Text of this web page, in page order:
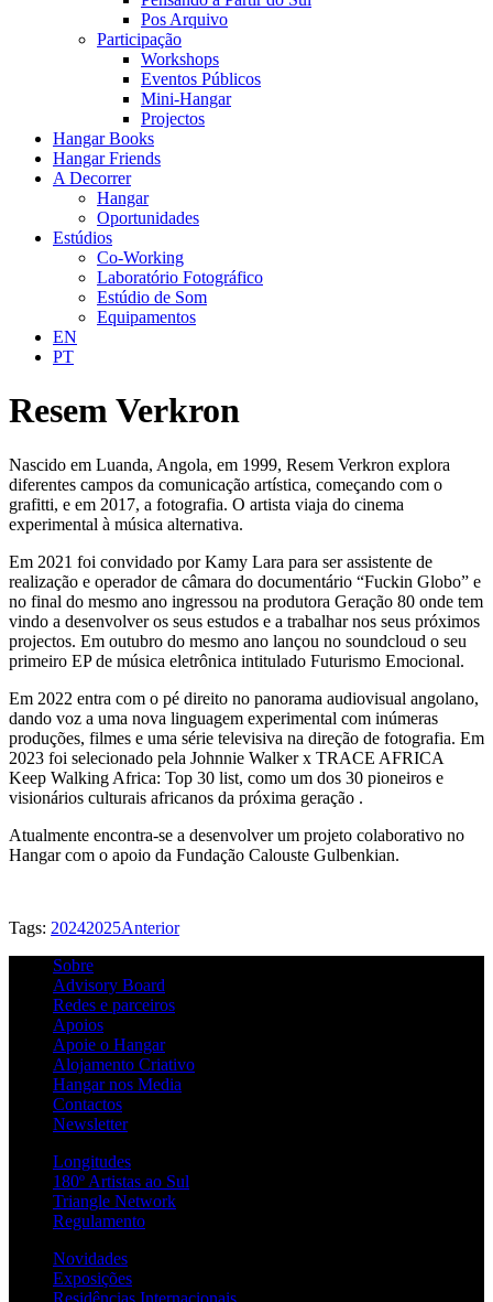
Pos Arquivo
Participação
Workshops
Eventos Públicos
Mini-Hangar
Projectos
Hangar Books
Hangar Friends
A Decorrer
Hangar
Oportunidades
Estúdios
Co-Working
Laboratório Fotográfico
Estúdio de Som
Equipamentos
EN
PT
Resem Verkron
Nascido em Luanda, Angola, em 1999, Resem Verkron explora
diferentes campos da comunicação artística, começando com o
grafitti, e em 2017, a fotografia. O artista viaja do cinema
experimental à música alternativa.
Em 2021 foi convidado por Kamy Lara para ser assistente de
realização e operador de câmara do documentário “Fuckin Globo” e
no final do mesmo ano ingressou na produtora Geração 80 onde tem
vindo a desenvolver os seus estudos e a trabalhar nos seus próximos
projectos. Em outubro do mesmo ano lançou no soundcloud o seu
primeiro EP de música eletrônica intitulado Futurismo Emocional.
Em 2022 entra com o pé direito no panorama audiovisual angolano,
dando voz a uma nova linguagem experimental com inúmeras
produções, filmes e uma série televisiva na direção de fotografia. Em
2023 foi selecionado pela Johnnie Walker x TRACE AFRICA
Keep Walking Africa: Top 30 list, como um dos 30 pioneiros e
visionários culturais africanos da próxima geração .
Atualmente encontra-se a desenvolver um projeto colaborativo no
Hangar com o apoio da Fundação Calouste Gulbenkian.
Tags: 20242025Anterior
Sobre
Advisory Board
Redes e parceiros
Apoios
Apoie o Hangar
Alojamento Criativo
Hangar nos Media
Contactos
Newsletter
Longitudes
180º Artistas ao Sul
Triangle Network
Regulamento
Novidades
Exposições
Residências Internacionais